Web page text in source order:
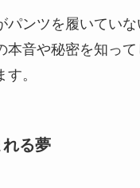
パンツを履いてい
本音や秘密を知っ
。
る夢